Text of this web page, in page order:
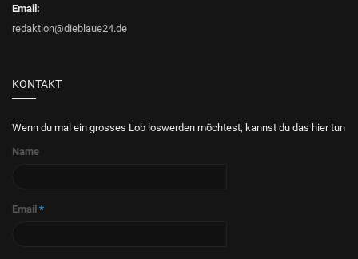
Email:
redaktion@dieblaue24.de
KONTAKT
Wenn du mal ein grosses Lob loswerden möchtest, kannst du das hier tun
Name
Email *